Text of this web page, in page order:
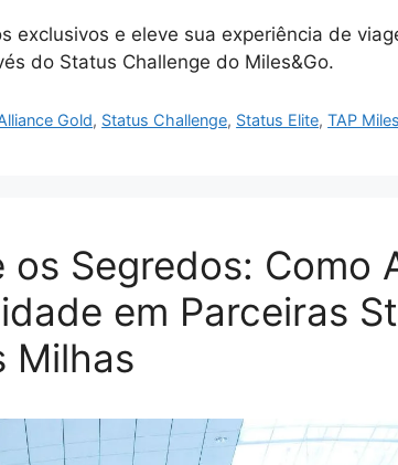
exclusivos e eleve sua experiência de
do Status Challenge do Miles&Go.
Gold, Status Challenge, Status Elite,TAP
os Segredos: Como
em Parceiras
Milhas